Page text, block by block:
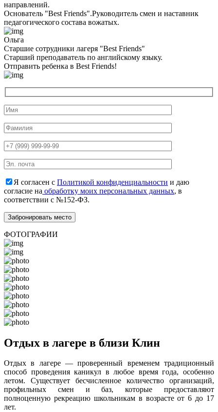
направлений.
Основатель "Best Friends".Руководитель смен и наставник
педагогического состава вожатых.
Ольга
Старшие сотрудники лагеря "Best Friends"
Cтарший преподаватель по английскому языку.
Отправить ребенка в Best Friends!
Я согласен с Политикой конфиденциальности и даю
согласие на обработку моих персональных данных, в
соответствии с №152-ФЗ.
ФОТОГРАФИИ
Отдых в лагере в близи Клин
Отдых в лагере — проверенный временем традиционный
способ проведения каникул в любое время года, особенно
летом. Существует бесчисленное количество организаций,
профильных смен и баз, которые предоставляют
полноценную рекреацию школьникам в возрасте от 6 до 17
лет.